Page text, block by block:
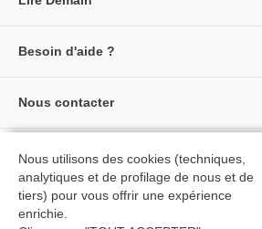
Créer un compte
★ Avis clients vérifiés
Besoin d'aide ?
Livraisons et retours
Tarifs négociés
Comment passer commande
Nous contacter
Formulaire de contact
Siège social
Tous nos livres
Livres petite enfance
Livres maternelle
Nous utilisons des cookies (techniques,
analytiques et de profilage de nous et de
tiers) pour vous offrir une expérience
enrichie.